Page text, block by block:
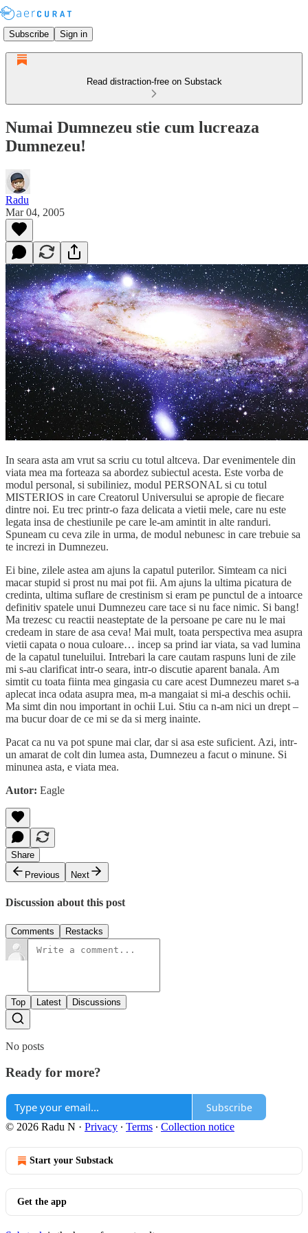
Subscribe Sign in
Read distraction-free on Substack
Numai Dumnezeu stie cum lucreaza
Dumnezeu!
Radu
Mar 04, 2005
In seara asta am vrut sa scriu cu totul altceva. Dar evenimentele din
viata mea ma forteaza sa abordez subiectul acesta. Este vorba de
modul personal, si subiliniez, modul PERSONAL si cu totul
MISTERIOS in care Creatorul Universului se apropie de fiecare
dintre noi. Eu trec printr-o faza delicata a vietii mele, care nu este
legata insa de chestiunile pe care le-am amintit in alte randuri.
Spuneam cu ceva zile in urma, de modul nebunesc in care trebuie sa
te increzi in Dumnezeu.
Ei bine, zilele astea am ajuns la capatul puterilor. Simteam ca nici
macar stupid si prost nu mai pot fii. Am ajuns la ultima picatura de
credinta, ultima suflare de crestinism si eram pe punctul de a intoarce
definitiv spatele unui Dumnezeu care tace si nu face nimic. Si bang!
Ma trezesc cu reactii neasteptate de la persoane pe care nu le mai
credeam in stare de asa ceva! Mai mult, toata perspectiva mea asupra
vietii capata o noua culoare… incep sa prind iar viata, sa vad lumina
de la capatul tuneluilui. Intrebari la care cautam raspuns luni de zile
mi s-au clarificat intr-o seara, intr-o discutie aparent banala. Am
simtit cu toata fiinta mea gingasia cu care acest Dumnezeu maret s-a
aplecat inca odata asupra mea, m-a mangaiat si mi-a deschis ochii.
Ma simt din nou important in ochii Lui. Stiu ca n-am nici un drept –
ma bucur doar de ce mi se da si merg inainte.
Pacat ca nu va pot spune mai clar, dar si asa este suficient. Azi, intr-
un amarat de colt din lumea asta, Dumnezeu a facut o minune. Si
minunea asta, e viata mea.
Autor: Eagle
Share
Previous
Next
Discussion about this post
Comments Restacks
Top Latest Discussions
No posts
Ready for more?
Subscribe
© 2026 Radu N · Privacy ∙ Terms ∙ Collection notice
Start your Substack
Get the app